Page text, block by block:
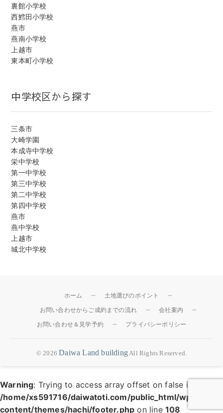
裏館小学校
西鱈田小学校
燕市
燕南小学校
上越市
東本町小学校
中学校区から探す
三条市
大崎学園
本成寺中学校
栄中学校
第一中学校
第三中学校
第二中学校
第四中学校
燕市
燕中学校
上越市
城北中学校
ホーム 土地選びのポイント
お問い合わせからご成約までの流れ 会社案内
お問い合わせ＆見学予約 プライバシーポリシー
© 2026Daiwa Land buildingAll Rights Reserved.
Warning: Trying to access array offset on false in
/home/xs591716/daiwatoti.com/public_html/wp-
content/themes/hachi/footer.php on line108